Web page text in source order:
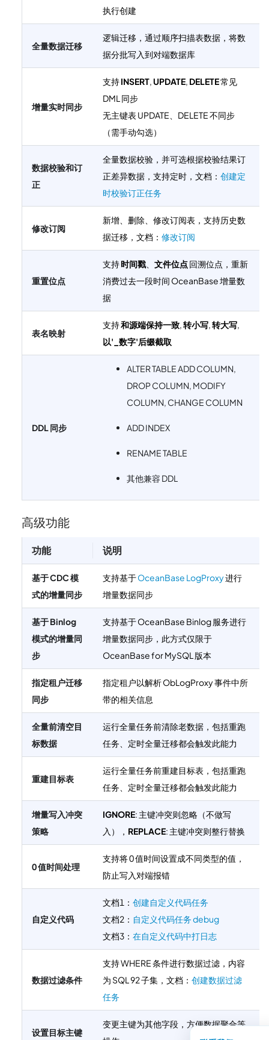
执行创建
全量数据迁移
逻辑迁移，通过顺序扫描表数据，将数
据分批写入到对端数据库
增量实时同步
支持INSERT,UPDATE, DELETE常见
DML 同步
无主键表 UPDATE、DELETE 不同步
（需手动勾选）
数据校验和订
正
全量数据校验，并可选根据校验结果订
正差异数据，支持定时，文档： 创建定
时校验订正任务
修改订阅
新增、删除、修改订阅表，支持历史数
据迁移，文档： 修改订阅
重置位点
支持时间戳、 文件位点回溯位点，重新
消费过去一段时间 OceanBase 增量数
据
表名映射
支持和源端保持一致,转小写,转大写,
以'_数字'后缀截取
DDL 同步
ALTER TABLE ADD COLUMN,
DROP COLUMN, MODIFY
COLUMN, CHANGE COLUMN
ADD INDEX
RENAME TABLE
其他兼容 DDL
高级功能
功能 说明
基于 CDC 模
式的增量同步
支持基于OceanBase LogProxy进行
增量数据同步
基于 Binlog
模式的增量同
步
支持基于 OceanBase Binlog 服务进行
增量数据同步，此方式仅限于
OceanBase for MySQL 版本
指定租户迁移
同步
指定租户以解析 ObLogProxy 事件中所
带的相关信息
全量前清空目
标数据
运行全量任务前清除老数据，包括重跑
任务、定时全量迁移都会触发此能力
重建目标表
运行全量任务前重建目标表，包括重跑
任务、定时全量迁移都会触发此能力
增量写入冲突
策略
IGNORE: 主键冲突则忽略（不做写
入）， REPLACE: 主键冲突则整行替换
0 值时间处理
支持将 0 值时间设置成不同类型的值，
防止写入对端报错
自定义代码
文档1： 创建自定义代码任务
文档2： 自定义代码任务 debug
文档3： 在自定义代码中打日志
数据过滤条件
支持 WHERE 条件进行数据过滤，内容
为 SQL 92 子集，文档： 创建数据过滤
任务
设置目标主键
变更主键为其他字段，方便数据聚合等